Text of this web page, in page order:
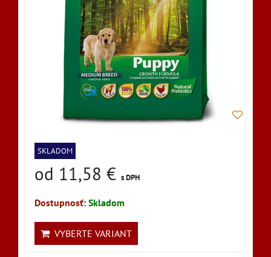
SKLADOM
od 11,58 € s DPH
Dostupnosť: Skladom
VYBERTE VARIANT